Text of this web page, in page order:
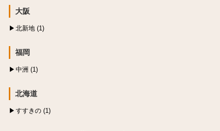
大阪
北新地 (1)
福岡
中洲 (1)
北海道
すすきの (1)